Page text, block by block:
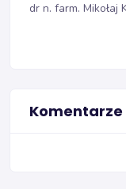
dr n. farm. Mikołaj
Komentarze